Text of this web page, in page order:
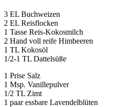
3 EL Buchweizen
2 EL Reisflocken
1 Tasse Reis-Kokosmilch
2 Hand voll reife Himbeeren
1 TL Kokosöl
1/2-1 TL Dattelsüße
1 Prise Salz
1 Msp. Vanillepulver
1/2 TL Zimt
1 paar essbare Lavendelblüten